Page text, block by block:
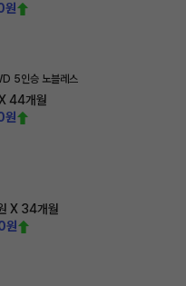
5인승 노블레스
44개월
X 34개월